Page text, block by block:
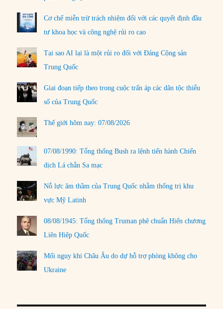
Cơ chế miễn trừ trách nhiệm đối với các quyết định đầu
tư khoa học và công nghệ rủi ro cao
Tại sao AI lại là một rủi ro đối với Đảng Cộng sản
Trung Quốc
Giai đoạn tiếp theo trong cuộc trấn áp các dân tộc thiểu
số của Trung Quốc
Thế giới hôm nay: 07/08/2026
07/08/1990: Tổng thống Bush ra lệnh tiến hành Chiến
dịch Lá chắn Sa mạc
Nỗ lực âm thầm của Trung Quốc nhằm thống trị khu
vực Mỹ Latinh
08/08/1945: Tổng thống Truman phê chuẩn Hiến chương
Liên Hiệp Quốc
Mối nguy khi Châu Âu do dự hỗ trợ phòng không cho
Ukraine